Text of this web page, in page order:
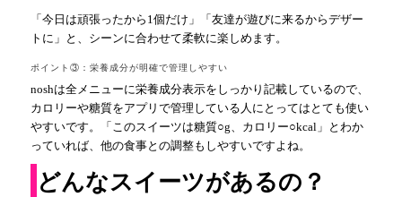
「今日は頑張ったから1個だけ」「友達が遊びに来るからデザー
トに」と、シーンに合わせて柔軟に楽しめます。
ポイント③：栄養成分が明確で管理しやすい
noshは全メニューに栄養成分表示をしっかり記載しているので、
カロリーや糖質をアプリで管理している人にとってはとても使い
やすいです。「このスイーツは糖質○g、カロリー○kcal」とわか
っていれば、他の食事との調整もしやすいですよね。
どんなスイーツがあるの？